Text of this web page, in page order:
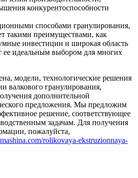
конкурентоспособности
способами гранулирования,
такими преимуществами, как
инвестиции и широкая область
ее идеальным выбором для многих
модели, технологические решения
валкового гранулирования,
дополнительной
предложения. Мы предложим
решение, соответствующее
задачам. Для получения
пожалуйста,
rolikovaya-ekstruzionnaya-